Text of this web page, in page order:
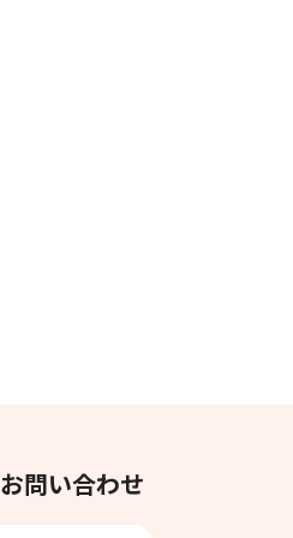
お問い合わせ